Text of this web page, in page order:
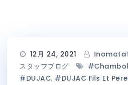
12月 24, 2021
スタッフブログ
#DUJAC, #DUJAC Fils Et Pere